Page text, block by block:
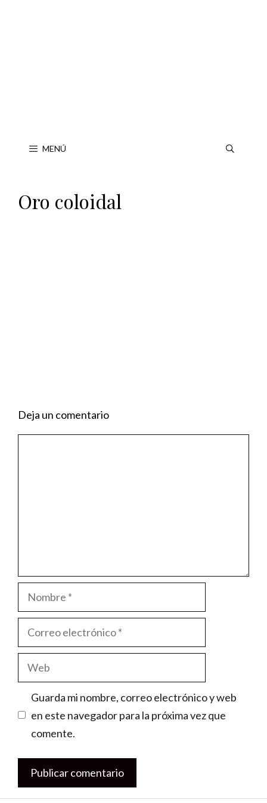
MENÚ
Oro coloidal
Deja un comentario
Nombre
Correo
electrónico
Web
Guarda mi nombre, correo electrónico y web
en este navegador para la próxima vez que
comente.